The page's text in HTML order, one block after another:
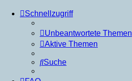
Schnellzugriff
Unbeantwortete Themen
Aktive Themen
Suche